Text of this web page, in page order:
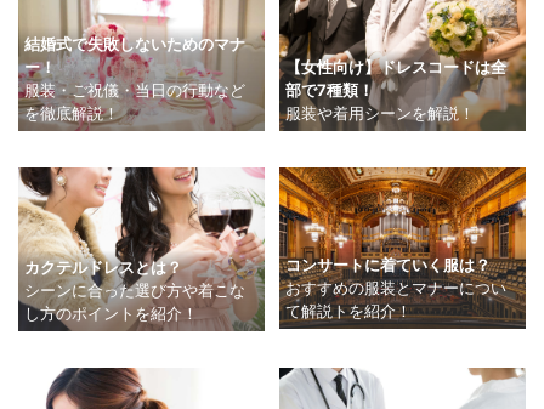
結婚式で失敗しないためのマナ
ー！
服装・ご祝儀・当日の行動など
を徹底解説！
【女性向け】ドレスコードは全
部で7種類！
服装や着用シーンを解説！
カクテルドレスとは？
シーンに合った選び方や着こな
し方のポイントを紹介！
コンサートに着ていく服は？
おすすめの服装とマナーについ
て解説トを紹介！